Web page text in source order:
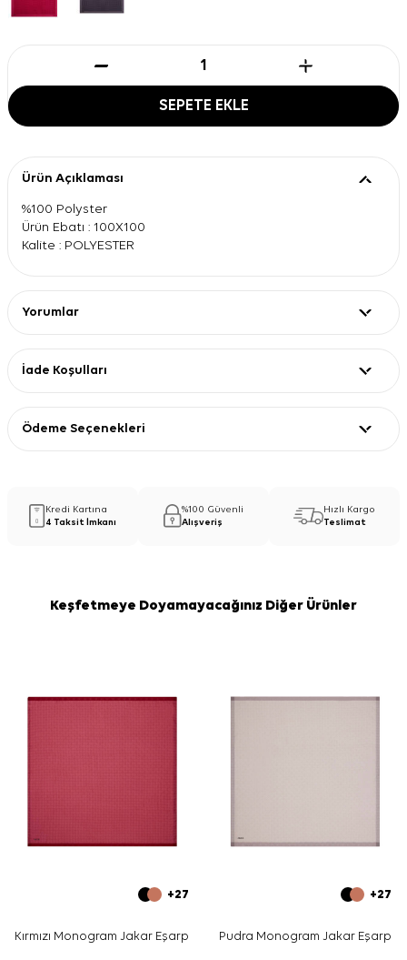
SEPETE EKLE
Ürün Açıklaması
%100 Polyster
Ürün Ebatı : 100X100
Kalite : POLYESTER
Yorumlar
İade Koşulları
Ödeme Seçenekleri
Kredi Kartına
4 Taksit İmkanı
%100 Güvenli
Alışveriş
Hızlı Kargo
Teslimat
Keşfetmeye Doyamayacağınız Diğer Ürünler
+27
Kırmızı Monogram Jakar Eşarp
+27
Pudra Monogram Jakar Eşarp